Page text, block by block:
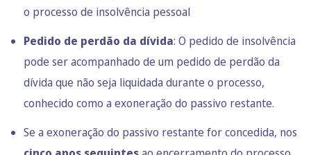
o processo de insolvência pessoal
Pedido de perdão da dívida: O pedido de insolvência
pode ser acompanhado de um pedido de perdão da
dívida que não seja liquidada durante o processo,
conhecido como a exoneração do passivo restante.
Se a exoneração do passivo restante for concedida, nos